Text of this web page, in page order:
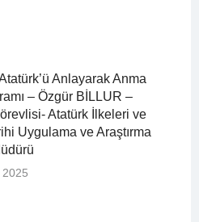
Anlayarak Anma
– Özgür BİLLUR –
Atatürk İlkeleri ve
Uygulama ve Araştırma
2025